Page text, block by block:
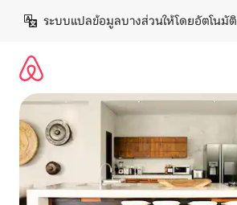
เนื้อหา
ระบบแปลข้อมูลบางส่วนให้โดยอัตโนมัติ